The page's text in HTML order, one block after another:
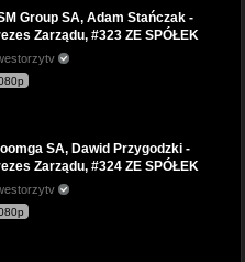
Group SA, Adam Stańczak -
Zarządu, #323 ZE SPÓŁEK
SA, Dawid Przygodzki -
Zarządu, #324 ZE SPÓŁEK